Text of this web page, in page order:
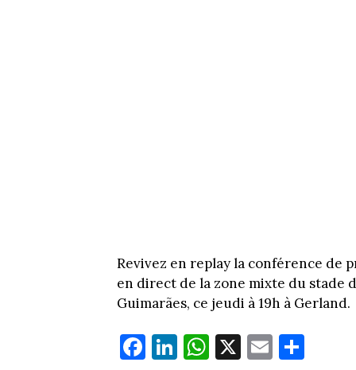
Revivez en replay la conférence de
en direct de la zone mixte du stade
Guimarães, ce jeudi à 19h à Gerland.
Fa Li W X E